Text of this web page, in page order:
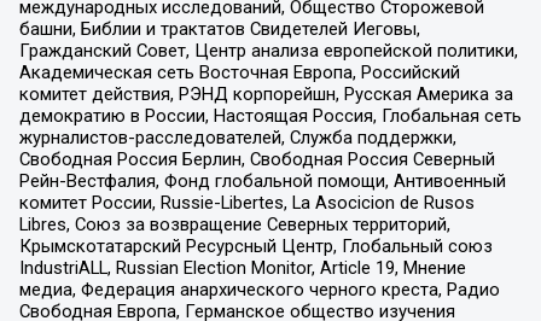
международных исследований, Общество Сторожевой
башни, Библии и трактатов Свидетелей Иеговы,
Гражданский Совет, Центр анализа европейской политики,
Академическая сеть Восточная Европа, Российский
комитет действия, РЭНД корпорейшн, Русская Америка за
демократию в России, Настоящая Россия, Глобальная сеть
журналистов-расследователей, Служба поддержки,
Свободная Россия Берлин, Свободная Россия Северный
Рейн-Вестфалия, Фонд глобальной помощи, Антивоенный
комитет России, Russie-Libertes, La Asocicion de Rusos
Libres, Союз за возвращение Северных территорий,
Крымскотатарский Ресурсный Центр, Глобальный союз
IndustriALL, Russian Election Monitor, Article 19, Мнение
медиа, Федерация анархического черного креста, Радио
Свободная Европа, Германское общество изучения